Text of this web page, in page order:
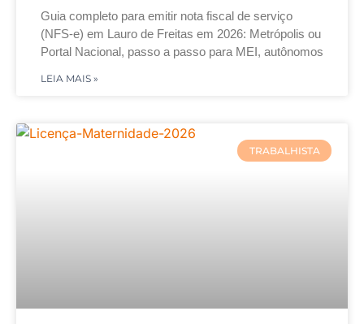
Guia completo para emitir nota fiscal de serviço
(NFS-e) em Lauro de Freitas em 2026: Metrópolis ou
Portal Nacional, passo a passo para MEI, autônomos
LEIA MAIS »
TRABALHISTA